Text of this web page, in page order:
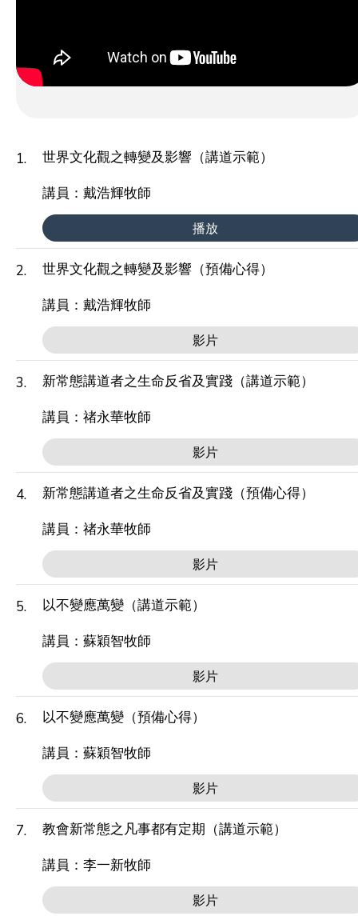
1.
世界文化觀之轉變及影響（講道示範）
講員：戴浩輝牧師
播放
2.
世界文化觀之轉變及影響（預備心得）
講員：戴浩輝牧師
影片
3.
新常態講道者之生命反省及實踐（講道示範）
講員：禇永華牧師
影片
4.
新常態講道者之生命反省及實踐（預備心得）
講員：禇永華牧師
影片
5.
以不變應萬變（講道示範）
講員：蘇穎智牧師
影片
6.
以不變應萬變（預備心得）
講員：蘇穎智牧師
影片
7.
教會新常態之凡事都有定期（講道示範）
講員：李一新牧師
影片